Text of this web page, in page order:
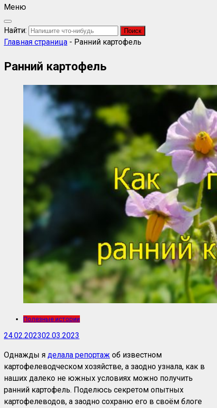
Меню
Найти:
Главная страница - Ранний картофель
Ранний картофель
Полезные истории
24.02.202302.03.2023
Однажды я делала репортаж об известном
картофелеводческом хозяйстве, а заодно узнала, как в
наших далеко не южных условиях можно получить
ранний картофель. Поделюсь секретом опытных
картофелеводов, а заодно сохраню его в своём блоге